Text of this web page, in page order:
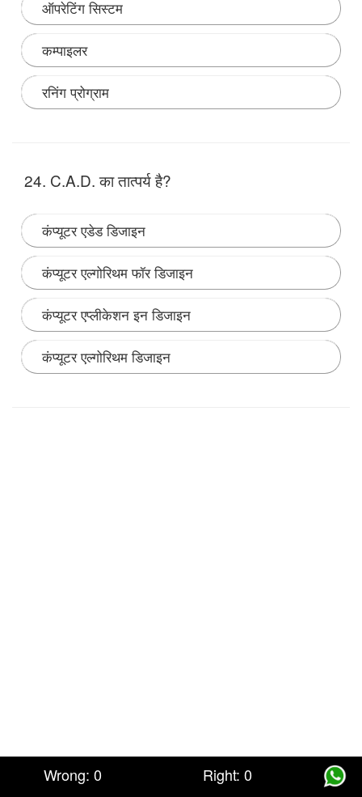
ऑपरेटिंग सिस्टम
कम्पाइलर
रनिंग प्रोग्राम
24. C.A.D. का तात्पर्य है?
कंप्यूटर एडेड डिजाइन
कंप्यूटर एल्गोरिथम फॉर डिजाइन
कंप्यूटर एप्लीकेशन इन डिजाइन
कंप्यूटर एल्गोरिथम डिजाइन
Wrong:0 Right: 0